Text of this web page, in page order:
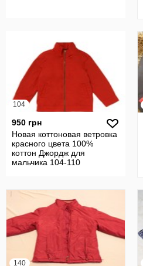
104
950 грн
Новая коттоновая ветровка
красного цвета 100%
коттон Джордж для
мальчика 104-110
140